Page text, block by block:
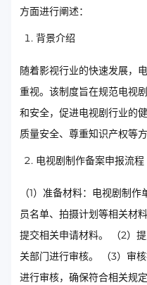
方面进行阐述：
背景介绍
随着影视行业的快速发展，
重视。该制度旨在规范电视
和安全，促进电视剧行业的
质量安全、尊重知识产权等方
电视剧制作备案申报流程
（1）准备材料：电视剧制
员名单、拍摄计划等相关材
提交相关申请材料。 （2）
关部门进行审核。 （3）审
进行审核，确保符合相关规